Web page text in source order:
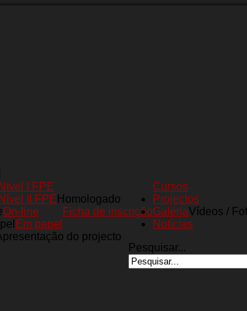
Cursos
I FPE
II FPE Homologado
Ficha de inscrição
On-line
Em papel
Projectos
do projecto
GaleriaVídeos /
Notícias
Pesquisar...